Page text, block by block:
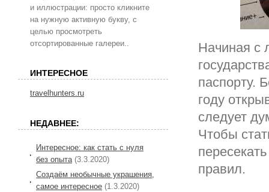
Начиная с
паспорту.
году
следует
Чтобы
правил.
и иллюстрации: просто кликните
на нужную активную букву, с
целью просмотреть
отсортированные галереи..
ИНТЕРЕСНОЕ
travelhunters.ru
НЕДАВНЕЕ:
Интересное: как стать с нуля
без опыта (3.3.2020)
Создаём необычные украшения,
самое интересное (1.3.2020)